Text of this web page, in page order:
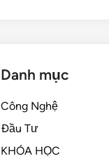
Danh mục
Công Nghệ
Đầu Tư
KHÓA HỌC